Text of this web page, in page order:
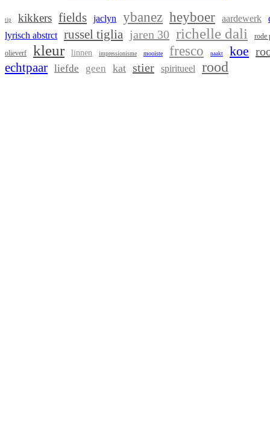
tip kikkers fields jaclyn ybanez heyboer aardewerk
lyrisch abstrct
russel tiglia jaren 30 richelle dali
rode
olieverf
kleur linnen impressionisme mooiste fresco naakt koe
echtpaar liefde geen kat stier spiritueel rood